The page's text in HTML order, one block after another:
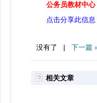
公务员教材中
点击分享此信息
没有了 | 下一篇
相关文章